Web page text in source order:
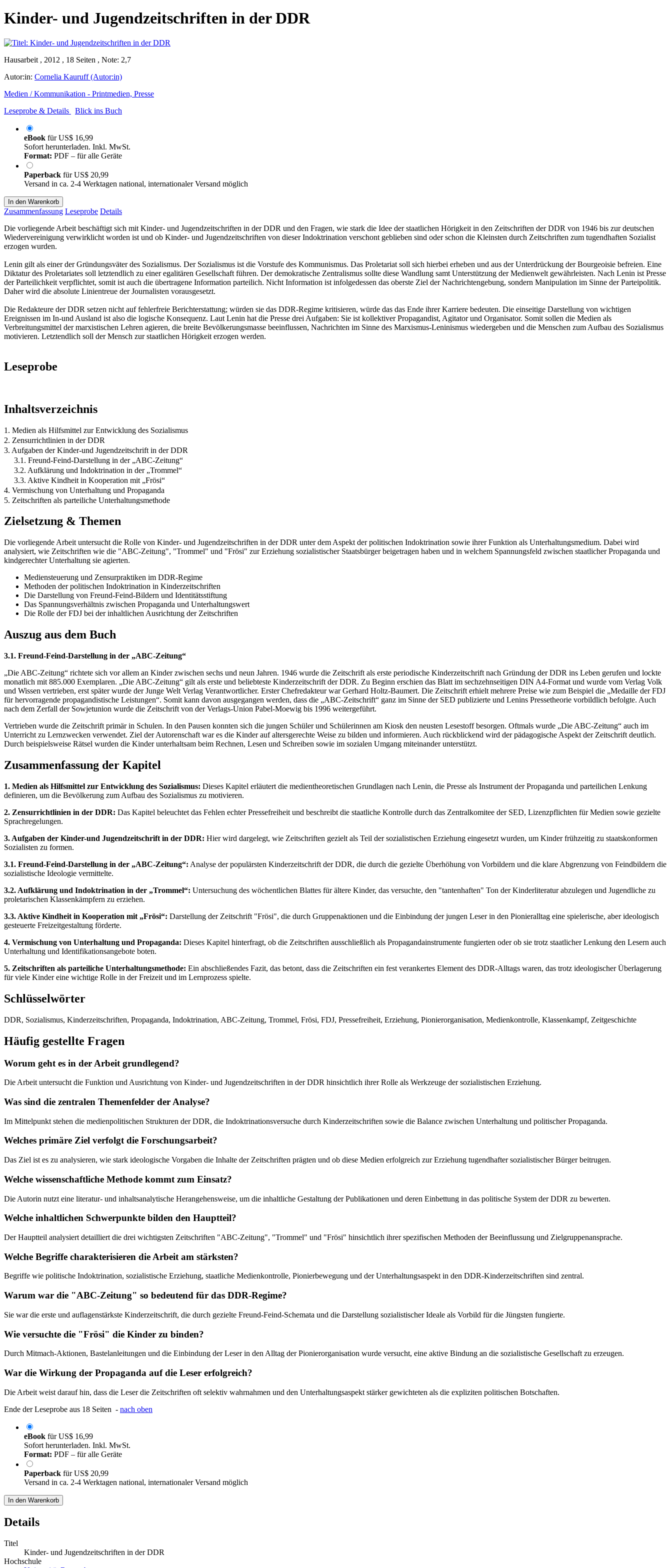
Kinder- und Jugendzeitschriften in der DDR
Hausarbeit , 2012 , 18 Seiten , Note: 2,7
Autor:in: Cornelia Kauruff (Autor:in)
Medien / Kommunikation - Printmedien, Presse
Leseprobe & Details
Blick ins Buch
eBook fürUS$ 16,99
Sofort herunterladen. Inkl. MwSt.
Format: PDF – für alle Geräte
Paperback fürUS$ 20,99
Versand in ca. 2-4 Werktagen national, internationaler Versand möglich
In den Warenkorb
Zusammenfassung Leseprobe Details
Die vorliegende Arbeit beschäftigt sich mit Kinder- und Jugendzeitschriften in der DDR und den Fragen, wie stark die Idee der staatlichen Hörigkeit in den Zeitschriften der DDR von 1946 bis zur deutschen
Wiedervereinigung verwirklicht worden ist und ob Kinder- und Jugendzeitschriften von dieser Indoktrination verschont geblieben sind oder schon die Kleinsten durch Zeitschriften zum tugendhaften Sozialist
erzogen wurden.
Lenin gilt als einer der Gründungsväter des Sozialismus. Der Sozialismus ist die Vorstufe des Kommunismus. Das Proletariat soll sich hierbei erheben und aus der Unterdrückung der Bourgeoisie befreien. Eine
Diktatur des Proletariates soll letztendlich zu einer egalitären Gesellschaft führen. Der demokratische Zentralismus sollte diese Wandlung samt Unterstützung der Medienwelt gewährleisten. Nach Lenin ist Presse
der Parteilichkeit verpflichtet, somit ist auch die übertragene Information parteilich. Nicht Information ist infolgedessen das oberste Ziel der Nachrichtengebung, sondern Manipulation im Sinne der Parteipolitik.
Daher wird die absolute Linientreue der Journalisten vorausgesetzt.
Die Redakteure der DDR setzen nicht auf fehlerfreie Berichterstattung; würden sie das DDR-Regime kritisieren, würde das das Ende ihrer Karriere bedeuten. Die einseitige Darstellung von wichtigen
Ereignissen im In-und Ausland ist also die logische Konsequenz. Laut Lenin hat die Presse drei Aufgaben: Sie ist kollektiver Propagandist, Agitator und Organisator. Somit sollen die Medien als
Verbreitungsmittel der marxistischen Lehren agieren, die breite Bevölkerungsmasse beeinflussen, Nachrichten im Sinne des Marxismus-Leninismus wiedergeben und die Menschen zum Aufbau des Sozialismus
motivieren. Letztendlich soll der Mensch zur staatlichen Hörigkeit erzogen werden.
Leseprobe
Inhaltsverzeichnis
1. Medien als Hilfsmittel zur Entwicklung des Sozialismus
2. Zensurrichtlinien in der DDR
3. Aufgaben der Kinder-und Jugendzeitschrift in der DDR
3.1. Freund-Feind-Darstellung in der „ABC-Zeitung“
3.2. Aufklärung und Indoktrination in der „Trommel“
3.3. Aktive Kindheit in Kooperation mit „Frösi“
4. Vermischung von Unterhaltung und Propaganda
5. Zeitschriften als parteiliche Unterhaltungsmethode
Zielsetzung & Themen
Die vorliegende Arbeit untersucht die Rolle von Kinder- und Jugendzeitschriften in der DDR unter dem Aspekt der politischen Indoktrination sowie ihrer Funktion als Unterhaltungsmedium. Dabei wird
analysiert, wie Zeitschriften wie die "ABC-Zeitung", "Trommel" und "Frösi" zur Erziehung sozialistischer Staatsbürger beigetragen haben und in welchem Spannungsfeld zwischen staatlicher Propaganda und
kindgerechter Unterhaltung sie agierten.
Mediensteuerung und Zensurpraktiken im DDR-Regime
Methoden der politischen Indoktrination in Kinderzeitschriften
Die Darstellung von Freund-Feind-Bildern und Identitätsstiftung
Das Spannungsverhältnis zwischen Propaganda und Unterhaltungswert
Die Rolle der FDJ bei der inhaltlichen Ausrichtung der Zeitschriften
Auszug aus dem Buch
3.1. Freund-Feind-Darstellung in der „ABC-Zeitung“
„Die ABC-Zeitung“ richtete sich vor allem an Kinder zwischen sechs und neun Jahren. 1946 wurde die Zeitschrift als erste periodische Kinderzeitschrift nach Gründung der DDR ins Leben gerufen und lockte
monatlich mit 885.000 Exemplaren. „Die ABC-Zeitung“ gilt als erste und beliebteste Kinderzeitschrift der DDR. Zu Beginn erschien das Blatt im sechzehnseitigen DIN A4-Format und wurde vom Verlag Volk
und Wissen vertrieben, erst später wurde der Junge Welt Verlag Verantwortlicher. Erster Chefredakteur war Gerhard Holtz-Baumert. Die Zeitschrift erhielt mehrere Preise wie zum Beispiel die „Medaille der FDJ
für hervorragende propagandistische Leistungen“. Somit kann davon ausgegangen werden, dass die „ABC-Zeitschrift“ ganz im Sinne der SED publizierte und Lenins Pressetheorie vorbildlich befolgte. Auch
nach dem Zerfall der Sowjetunion wurde die Zeitschrift von der Verlags-Union Pabel-Moewig bis 1996 weitergeführt.
Vertrieben wurde die Zeitschrift primär in Schulen. In den Pausen konnten sich die jungen Schüler und Schülerinnen am Kiosk den neusten Lesestoff besorgen. Oftmals wurde „Die ABC-Zeitung“ auch im
Unterricht zu Lernzwecken verwendet. Ziel der Autorenschaft war es die Kinder auf altersgerechte Weise zu bilden und informieren. Auch rückblickend wird der pädagogische Aspekt der Zeitschrift deutlich.
Durch beispielsweise Rätsel wurden die Kinder unterhaltsam beim Rechnen, Lesen und Schreiben sowie im sozialen Umgang miteinander unterstützt.
Zusammenfassung der Kapitel
1. Medien als Hilfsmittel zur Entwicklung des Sozialismus: Dieses Kapitel erläutert die medientheoretischen Grundlagen nach Lenin, die Presse als Instrument der Propaganda und parteilichen Lenkung
definieren, um die Bevölkerung zum Aufbau des Sozialismus zu motivieren.
2. Zensurrichtlinien in der DDR: Das Kapitel beleuchtet das Fehlen echter Pressefreiheit und beschreibt die staatliche Kontrolle durch das Zentralkomitee der SED, Lizenzpflichten für Medien sowie gezielte
Sprachregelungen.
3. Aufgaben der Kinder-und Jugendzeitschrift in der DDR: Hier wird dargelegt, wie Zeitschriften gezielt als Teil der sozialistischen Erziehung eingesetzt wurden, um Kinder frühzeitig zu staatskonformen
Sozialisten zu formen.
3.1. Freund-Feind-Darstellung in der „ABC-Zeitung“: Analyse der populärsten Kinderzeitschrift der DDR, die durch die gezielte Überhöhung von Vorbildern und die klare Abgrenzung von Feindbildern die
sozialistische Ideologie vermittelte.
3.2. Aufklärung und Indoktrination in der „Trommel“: Untersuchung des wöchentlichen Blattes für ältere Kinder, das versuchte, den "tantenhaften" Ton der Kinderliteratur abzulegen und Jugendliche zu
proletarischen Klassenkämpfern zu erziehen.
3.3. Aktive Kindheit in Kooperation mit „Frösi“: Darstellung der Zeitschrift "Frösi", die durch Gruppenaktionen und die Einbindung der jungen Leser in den Pionieralltag eine spielerische, aber ideologisch
gesteuerte Freizeitgestaltung förderte.
4. Vermischung von Unterhaltung und Propaganda: Dieses Kapitel hinterfragt, ob die Zeitschriften ausschließlich als Propagandainstrumente fungierten oder ob sie trotz staatlicher Lenkung den Lesern auch
Unterhaltung und Identifikationsangebote boten.
5. Zeitschriften als parteiliche Unterhaltungsmethode: Ein abschließendes Fazit, das betont, dass die Zeitschriften ein fest verankertes Element des DDR-Alltags waren, das trotz ideologischer Überlagerung
für viele Kinder eine wichtige Rolle in der Freizeit und im Lernprozess spielte.
Schlüsselwörter
DDR, Sozialismus, Kinderzeitschriften, Propaganda, Indoktrination, ABC-Zeitung, Trommel, Frösi, FDJ, Pressefreiheit, Erziehung, Pionierorganisation, Medienkontrolle, Klassenkampf, Zeitgeschichte
Häufig gestellte Fragen
Worum geht es in der Arbeit grundlegend?
Die Arbeit untersucht die Funktion und Ausrichtung von Kinder- und Jugendzeitschriften in der DDR hinsichtlich ihrer Rolle als Werkzeuge der sozialistischen Erziehung.
Was sind die zentralen Themenfelder der Analyse?
Im Mittelpunkt stehen die medienpolitischen Strukturen der DDR, die Indoktrinationsversuche durch Kinderzeitschriften sowie die Balance zwischen Unterhaltung und politischer Propaganda.
Welches primäre Ziel verfolgt die Forschungsarbeit?
Das Ziel ist es zu analysieren, wie stark ideologische Vorgaben die Inhalte der Zeitschriften prägten und ob diese Medien erfolgreich zur Erziehung tugendhafter sozialistischer Bürger beitrugen.
Welche wissenschaftliche Methode kommt zum Einsatz?
Die Autorin nutzt eine literatur- und inhaltsanalytische Herangehensweise, um die inhaltliche Gestaltung der Publikationen und deren Einbettung in das politische System der DDR zu bewerten.
Welche inhaltlichen Schwerpunkte bilden den Hauptteil?
Der Hauptteil analysiert detailliert die drei wichtigsten Zeitschriften "ABC-Zeitung", "Trommel" und "Frösi" hinsichtlich ihrer spezifischen Methoden der Beeinflussung und Zielgruppenansprache.
Welche Begriffe charakterisieren die Arbeit am stärksten?
Begriffe wie politische Indoktrination, sozialistische Erziehung, staatliche Medienkontrolle, Pionierbewegung und der Unterhaltungsaspekt in den DDR-Kinderzeitschriften sind zentral.
Warum war die "ABC-Zeitung" so bedeutend für das DDR-Regime?
Sie war die erste und auflagenstärkste Kinderzeitschrift, die durch gezielte Freund-Feind-Schemata und die Darstellung sozialistischer Ideale als Vorbild für die Jüngsten fungierte.
Wie versuchte die "Frösi" die Kinder zu binden?
Durch Mitmach-Aktionen, Bastelanleitungen und die Einbindung der Leser in den Alltag der Pionierorganisation wurde versucht, eine aktive Bindung an die sozialistische Gesellschaft zu erzeugen.
War die Wirkung der Propaganda auf die Leser erfolgreich?
Die Arbeit weist darauf hin, dass die Leser die Zeitschriften oft selektiv wahrnahmen und den Unterhaltungsaspekt stärker gewichteten als die expliziten politischen Botschaften.
Ende der Leseprobe aus 18 Seiten - nach oben
eBook fürUS$ 16,99
Sofort herunterladen. Inkl. MwSt.
Format: PDF – für alle Geräte
Paperback fürUS$ 20,99
Versand in ca. 2-4 Werktagen national, internationaler Versand möglich
In den Warenkorb
Details
Titel
Kinder- und Jugendzeitschriften in der DDR
Hochschule